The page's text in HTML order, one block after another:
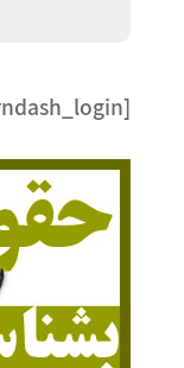
[learndash_login]